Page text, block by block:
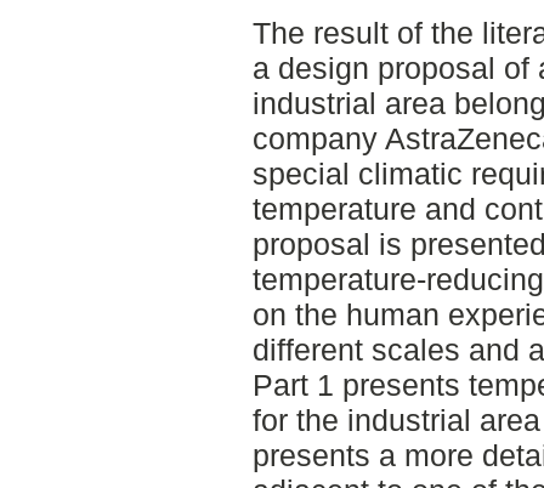
The result of the
a design proposal of
industrial area
company
special climatic
temperature and
proposal is
temperature-
on the human
different scales and
Part 1 presents
for the industrial
presents a more